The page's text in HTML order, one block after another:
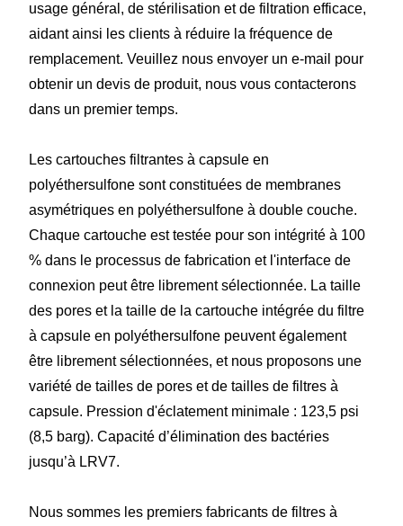
usage général, de stérilisation et de filtration efficace,
aidant ainsi les clients à réduire la fréquence de
remplacement. Veuillez nous envoyer un e-mail pour
obtenir un devis de produit, nous vous contacterons
dans un premier temps.
Les cartouches filtrantes à capsule en
polyéthersulfone sont constituées de membranes
asymétriques en polyéthersulfone à double couche.
Chaque cartouche est testée pour son intégrité à 100
% dans le processus de fabrication et l'interface de
connexion peut être librement sélectionnée. La taille
des pores et la taille de la cartouche intégrée du filtre
à capsule en polyéthersulfone peuvent également
être librement sélectionnées, et nous proposons une
variété de tailles de pores et de tailles de filtres à
capsule. Pression d'éclatement minimale : 123,5 psi
(8,5 barg). Capacité d’élimination des bactéries
jusqu’à LRV7.
Nous sommes les premiers fabricants de filtres à